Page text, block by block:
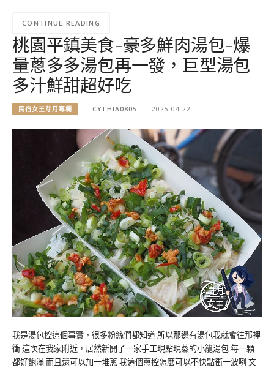
CONTINUE READING
桃園平鎮美食-豪多鮮肉湯包-爆
量蔥多多湯包再一發，巨型湯包
多汁鮮甜超好吃
民宿女王芽月專欄 CYTHIA0805 2025-04-22
我是湯包控這個事實，很多粉絲們都知道 所以那邊有湯包我就會往那裡
衝 這次在我家附近，居然新開了一家手工現點現蒸的小籠湯包 每一顆
都好飽滿 而且還可以加一堆蔥 我這個蔥控怎麼可以不快點衝一波咧 文